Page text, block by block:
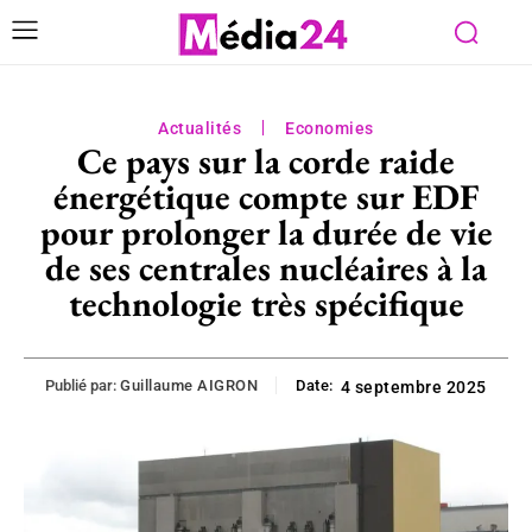
Actualités Economies
Ce pays sur la corde raide
énergétique compte sur EDF
pour prolonger la durée de vie
de ses centrales nucléaires à la
technologie très spécifique
Publié par: Guillaume AIGRON Date: 4 septembre 2025